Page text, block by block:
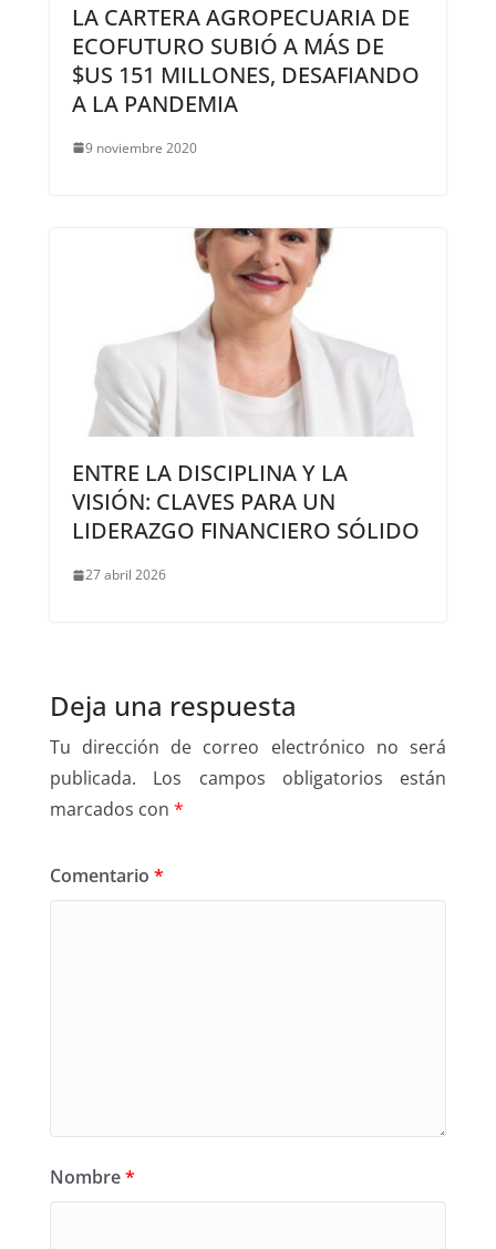
LA CARTERA AGROPECUARIA DE
ECOFUTURO SUBIÓ A MÁS DE
$US 151 MILLONES, DESAFIANDO
A LA PANDEMIA
9 noviembre 2020
ENTRE LA DISCIPLINA Y LA
VISIÓN: CLAVES PARA UN
LIDERAZGO FINANCIERO SÓLIDO
27 abril 2026
Deja una respuesta
Tu dirección de correo electrónico no será
publicada.
Los campos obligatorios están
marcados con *
Comentario *
Nombre*